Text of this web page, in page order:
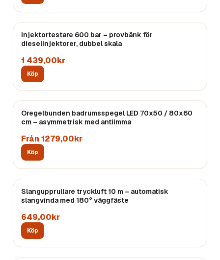
Injektortestare 600 bar – provbänk för
dieselinjektorer, dubbel skala
1 439,00kr
Köp
Oregelbunden badrumsspegel LED 70x50 / 80x60
cm – asymmetrisk med antiimma
Från 1279,00kr
Köp
Slangupprullare tryckluft 10 m – automatisk
slangvinda med 180° väggfäste
649,00kr
Köp